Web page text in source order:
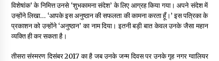
विशेषांक’ के निमित्त उनसे ‘शुभकामना संदेश’ के लिए आग्रह किया गया। अपने संदेश में
उन्होंने लिखा… ‘आपके इस अनुष्ठान की सफलता की कामना करता हूँ।’ इस पत्रिका के
प्रकाशन को उन्होंने ‘अनुष्ठान’ का नाम दिया। इतनी बड़ी बात केवल उनके जैसा महान
व्यक्ति ही कर सकता है।
तीसरा संस्मरण दिसंबर 2017 का है जब उनके जन्म दिवस पर उनके गृह नगर ग्वालियर